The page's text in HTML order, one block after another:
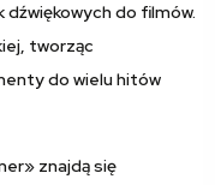
do filmów.
tworząc
do wielu hitów
znajdą się